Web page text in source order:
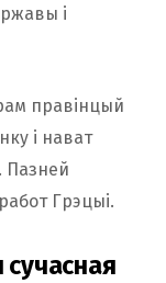
і
правінцый
і нават
Пазней
Грэцыі.
сучасная